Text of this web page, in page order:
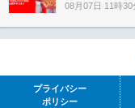
08月07日 11時30
プライバシー
ポリシー